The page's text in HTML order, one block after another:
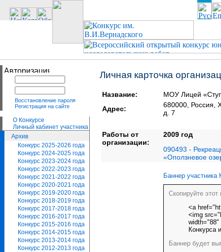
Восстановление пароля
Регистрация на сайте
О Конкурсе
Личный кабинет участника
Архив
Конкурс 2025-2026 года
Конкурс 2024-2025 года
Конкурс 2023-2024 года
Конкурс 2022-2023 года
Конкурс 2021-2022 года
Конкурс 2020-2021 года
Конкурс 2019-2020 года
Конкурс 2018-2019 года
Конкурс 2017-2018 года
Конкурс 2016-2017 года
Конкурс 2015-2016 года
Конкурс 2014-2015 года
Конкурс 2013-2014 года
Конкурс 2012-2013 года
Личная карточка
Название:
МОУ Лицей
Адрес:
680000,
д. 7
Работы от
организации:
2009 год
090493 -
«Оползневое
Баннер участника
Скопируйте
<a
<img
width="88"
Конкурса
Баннер будет